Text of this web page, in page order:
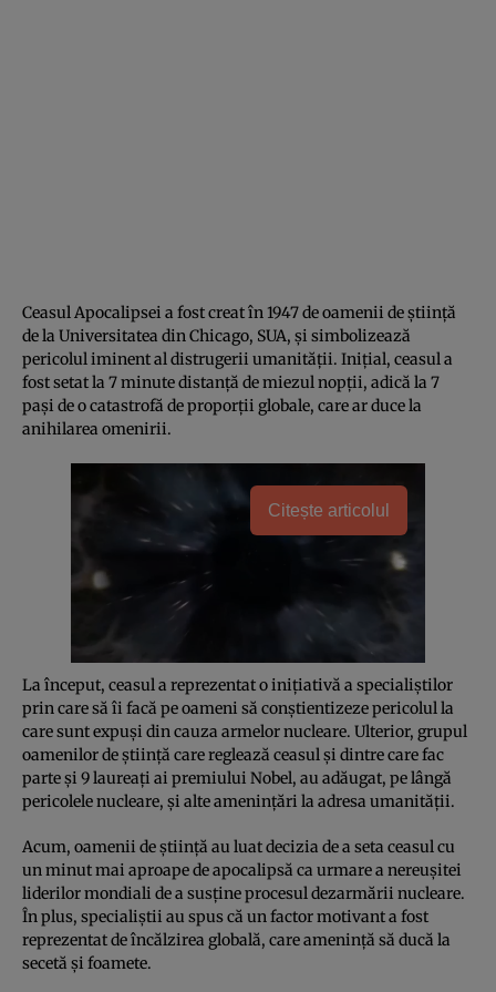
Ceasul Apocalipsei a fost creat în 1947 de oamenii de ştiinţă
de la Universitatea din Chicago, SUA, şi simbolizează
pericolul iminent al distrugerii umanităţii. Iniţial, ceasul a
fost setat la 7 minute distanţă de miezul nopţii, adică la 7
paşi de o catastrofă de proporţii globale, care ar duce la
anihilarea omenirii.
Citește articolul
La început, ceasul a reprezentat o iniţiativă a specialiştilor
prin care să îi facă pe oameni să conştientizeze pericolul la
care sunt expuşi din cauza armelor nucleare. Ulterior, grupul
oamenilor de ştiinţă care reglează ceasul şi dintre care fac
parte şi 9 laureaţi ai premiului Nobel, au adăugat, pe lângă
pericolele nucleare, şi alte ameninţări la adresa umanităţii.
Acum, oamenii de ştiinţă au luat decizia de a seta ceasul cu
un minut mai aproape de apocalipsă ca urmare a nereuşitei
liderilor mondiali de a susţine procesul dezarmării nucleare.
În plus, specialiştii au spus că un factor motivant a fost
reprezentat de încălzirea globală, care ameninţă să ducă la
secetă şi foamete.